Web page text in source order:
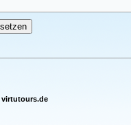
virtutours.de